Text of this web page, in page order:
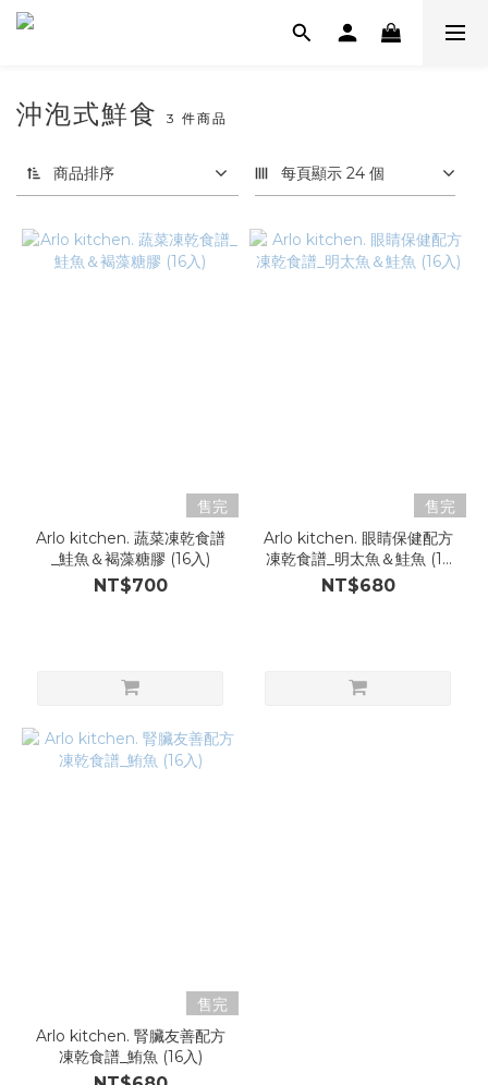
沖泡式鮮食 3 件商品
商品排序 每頁顯示 24 個
售完
Arlo kitchen. 蔬菜凍乾食譜
_鮭魚＆褐藻糖膠 (16入)
NT$700
售完
Arlo kitchen. 眼睛保健配方
凍乾食譜_明太魚＆鮭魚 (16
入)
NT$680
售完
Arlo kitchen. 腎臟友善配方
凍乾食譜_鮪魚 (16入)